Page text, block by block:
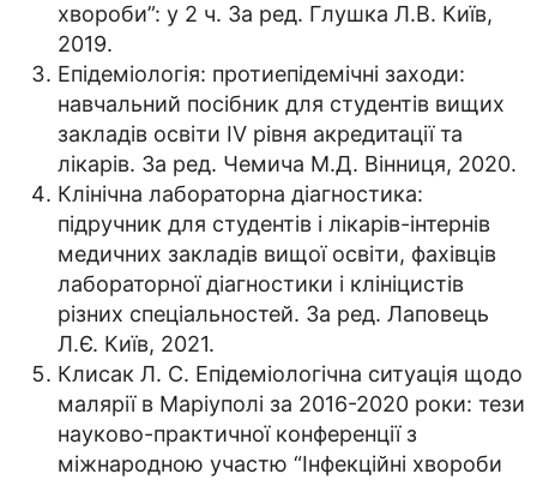
хвороби”: у 2 ч. За ред. Глушка Л.В. Київ,
2019.
Епідеміологія: протиепідемічні заходи:
навчальний посібник для студентів вищих
закладів освіти IV рівня акредитації та
лікарів. За ред. Чемича М.Д. Вінниця, 2020.
Клінічна лабораторна діагностика:
підручник для студентів і лікарів-інтернів
медичних закладів вищої освіти, фахівців
лабораторної діагностики і клініцистів
різних спеціальностей. За ред. Лаповець
Л.Є. Київ, 2021.
Клисак Л. С. Епідеміологічна ситуація щодо
малярії в Маріуполі за 2016-2020 роки: тези
науково-практичної конференції з
міжнародною участю “Інфекційні хвороби